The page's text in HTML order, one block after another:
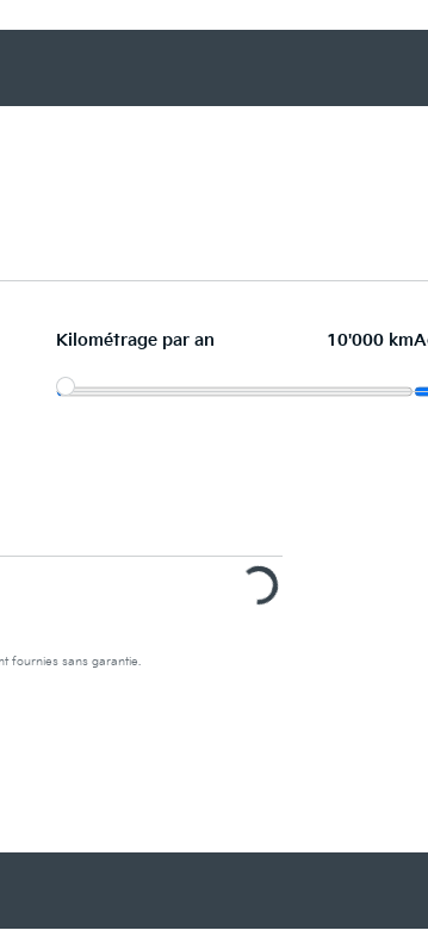
Kilométrage par an 10'000 km
fournies sans garantie.